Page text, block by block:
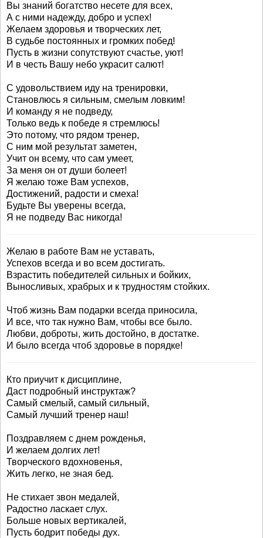
Вы знаний богатство несете для всех,
А с ними надежду, добро и успех!
Желаем здоровья и творческих лет,
В судьбе постоянных и громких побед!
Пусть в жизни сопутствуют счастье, уют!
И в честь Вашу небо украсит салют!
С удовольствием иду на тренировки,
Становлюсь я сильным, смелым ловким!
И команду я не подведу,
Только ведь к победе я стремлюсь!
Это потому, что рядом тренер,
С ним мой результат заметен,
Учит он всему, что сам умеет,
За меня он от души болеет!
Я желаю тоже Вам успехов,
Достижений, радости и смеха!
Будьте Вы уверены всегда,
Я не подведу Вас никогда!
Желаю в работе Вам не уставать,
Успехов всегда и во всем достигать.
Взрастить победителей сильных и бойких,
Выносливых, храбрых и к трудностям стойких.
Чтоб жизнь Вам подарки всегда приносила,
И все, что так нужно Вам, чтобы все было.
Любви, доброты, жить достойно, в достатке.
И было всегда чтоб здоровье в порядке!
Кто приучит к дисциплине,
Даст подробный инструктаж?
Самый смелый, самый сильный,
Самый лучший тренер наш!
Поздравляем с днем рожденья,
И желаем долгих лет!
Творческого вдохновенья,
Жить легко, не зная бед.
Не стихает звон медалей,
Радостно ласкает слух.
Больше новых вертикалей,
Пусть бодрит победы дух.